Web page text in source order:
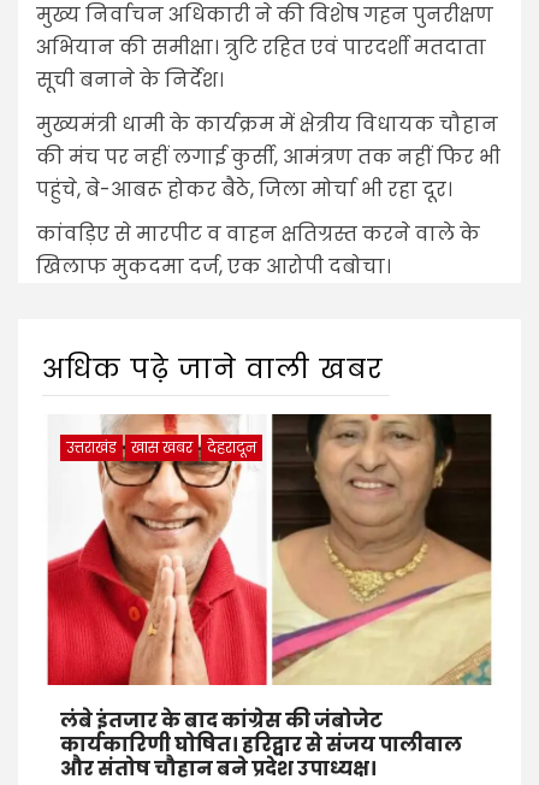
मुख्य निर्वाचन अधिकारी ने की विशेष गहन पुनरीक्षण
अभियान की समीक्षा। त्रुटि रहित एवं पारदर्शी मतदाता
सूची बनाने के निर्देश।
मुख्यमंत्री धामी के कार्यक्रम में क्षेत्रीय विधायक चौहान
की मंच पर नहीं लगाई कुर्सी, आमंत्रण तक नहीं फिर भी
पहुंचे, बे-आबरू होकर बैठे, जिला मोर्चा भी रहा दूर।
कांवड़िए से मारपीट व वाहन क्षतिग्रस्त करने वाले के
खिलाफ मुकदमा दर्ज, एक आरोपी दबोचा।
अधिक पढ़े जाने वाली खबर
उत्तराखंड खास खबर देहरादून
लंबे इंतजार के बाद कांग्रेस की जंबोजेट
कार्यकारिणी घोषित। हरिद्वार से संजय पालीवाल
और संतोष चौहान बने प्रदेश उपाध्यक्ष।